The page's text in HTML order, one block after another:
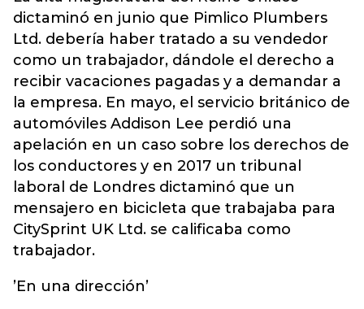
dictaminó en junio que Pimlico Plumbers
Ltd. debería haber tratado a su vendedor
como un trabajador, dándole el derecho a
recibir vacaciones pagadas y a demandar a
la empresa. En mayo, el servicio británico de
automóviles Addison Lee perdió una
apelación en un caso sobre los derechos de
los conductores y en 2017 un tribunal
laboral de Londres dictaminó que un
mensajero en bicicleta que trabajaba para
CitySprint UK Ltd. se calificaba como
trabajador.
’En una dirección’